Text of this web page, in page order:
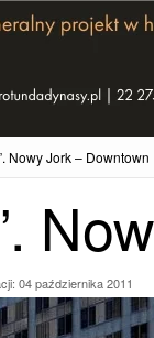
Nowy Jork – Downtown
04 października 2011